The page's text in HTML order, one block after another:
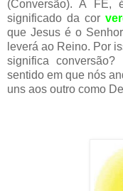
(Conversão). A
significado da cor
que Jesus é o
leverá ao Reino. Por
significa
sentido em que nós
uns aos outro como